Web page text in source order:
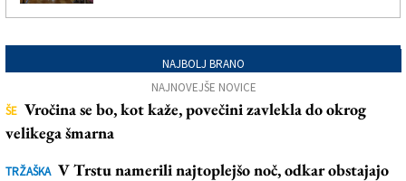
NAJBOLJ BRANO
NAJNOVEJŠE NOVICE
ŠE Vročina se bo, kot kaže, povečini zavlekla do okrog
velikega šmarna
TRŽAŠKA V Trstu namerili najtoplejšo noč, odkar obstajajo